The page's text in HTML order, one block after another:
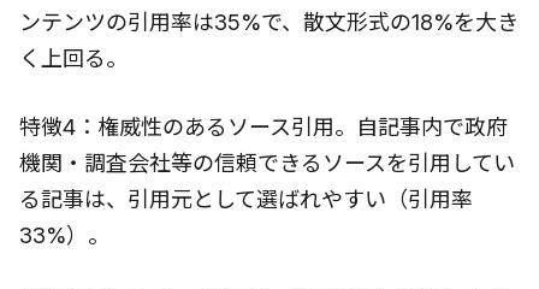
ンテンツの引用率は35%で、散文形式の18%を大き
く上回る。
特徴4：権威性のあるソース引用。自記事内で政府
機関・調査会社等の信頼できるソースを引用してい
る記事は、引用元として選ばれやすい（引用率
33%）。